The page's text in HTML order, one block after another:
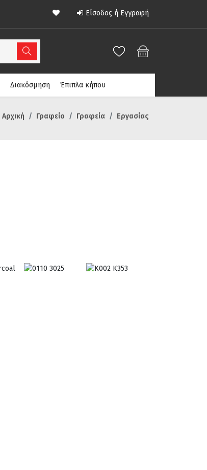
Είσοδος ή Εγγραφή
Διακόσμηση Έπιπλα κήπου
Αρχική Γραφείο Γραφεία Εργασίας